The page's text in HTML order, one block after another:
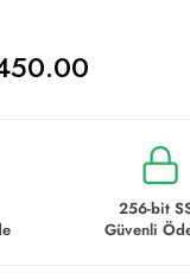
256-bit
Güvenli